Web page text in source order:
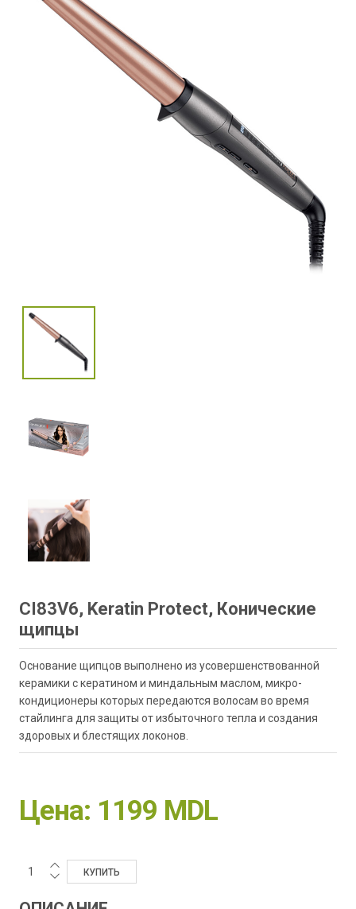
CI83V6, Keratin Protect, Конические
щипцы
Основание щипцов выполнено из усовершенствованной
керамики с кератином и миндальным маслом, микро-
кондиционеры которых передаются волосам во время
стайлинга для защиты от избыточного тепла и создания
здоровых и блестящих локонов.
Цена: 1199 MDL